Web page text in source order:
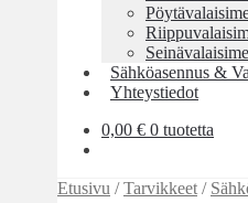
Sähköasennus &
Yhteystiedot
0,00 € 0 tuotetta
Etusivu /Tarvikkeet /